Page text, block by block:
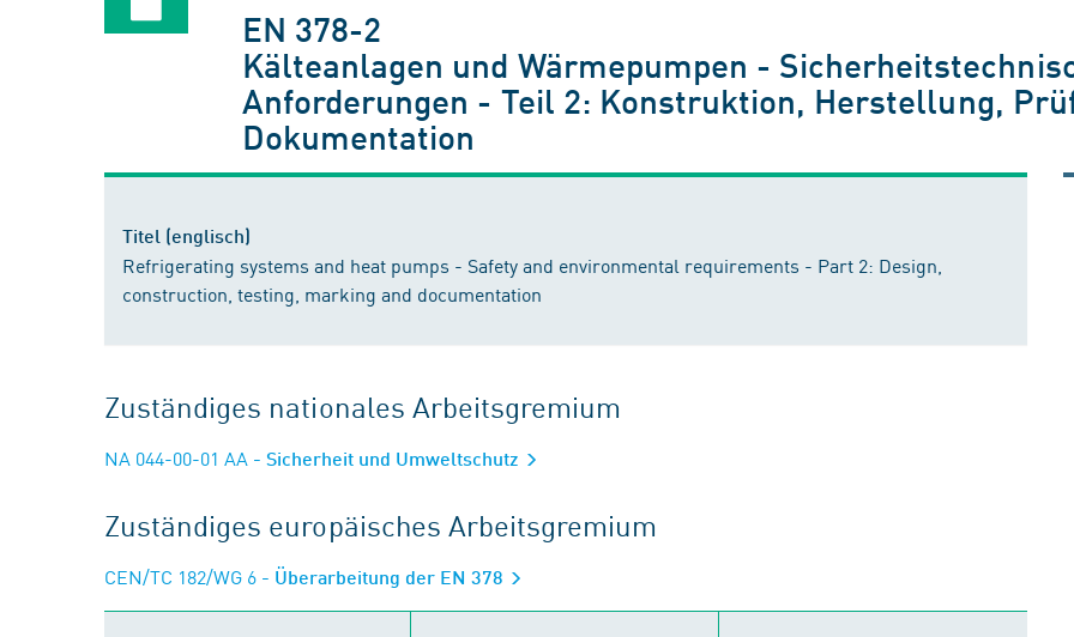
EN 378-2
Kälteanlagen und Wärmepumpen -
Anforderungen - Teil 2: Konstruktion, Herstellung,
Dokumentation
Titel (englisch)
Refrigerating systems and heat pumps - Safety and environmental requirements - Part 2: Design,
construction, testing, marking and documentation
Zuständiges nationales Arbeitsgremium
NA 044-00-01 AA - Sicherheit und Umweltschutz
Zuständiges europäisches Arbeitsgremium
CEN/TC 182/WG 6 - Überarbeitung der EN 378